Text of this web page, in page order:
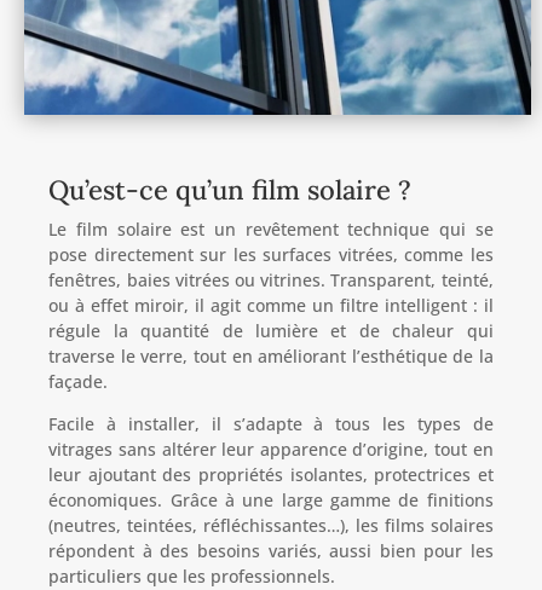
Qu’est-ce qu’un film solaire ?
Le film solaire est un revêtement technique qui se
pose directement sur les surfaces vitrées, comme les
fenêtres, baies vitrées ou vitrines. Transparent, teinté,
ou à effet miroir, il agit comme un filtre intelligent : il
régule la quantité de lumière et de chaleur qui
traverse le verre, tout en améliorant l’esthétique de la
façade.
Facile à installer, il s’adapte à tous les types de
vitrages sans altérer leur apparence d’origine, tout en
leur ajoutant des propriétés isolantes, protectrices et
économiques. Grâce à une large gamme de finitions
(neutres, teintées, réfléchissantes…), les films solaires
répondent à des besoins variés, aussi bien pour les
particuliers que les professionnels.